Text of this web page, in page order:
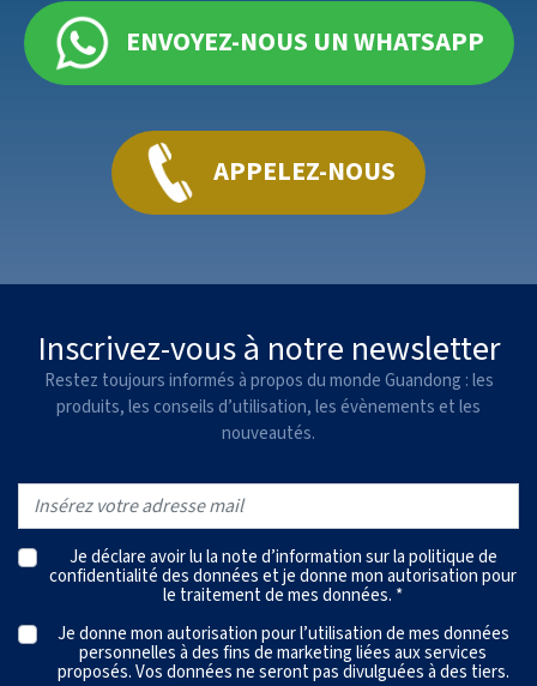
ENVOYEZ-NOUS UN WHATSAPP
APPELEZ-NOUS
Inscrivez-vous à notre newsletter
Restez toujours informés à propos du monde Guandong : les
produits, les conseils d’utilisation, les évènements et les
nouveautés.
Je déclare avoir lu la note d’information sur la politique de
confidentialité des données et je donne mon autorisation pour
le traitement de mes données. *
Je donne mon autorisation pour l’utilisation de mes données
personnelles à des fins de marketing liées aux services
proposés. Vos données ne seront pas divulguées à des tiers.